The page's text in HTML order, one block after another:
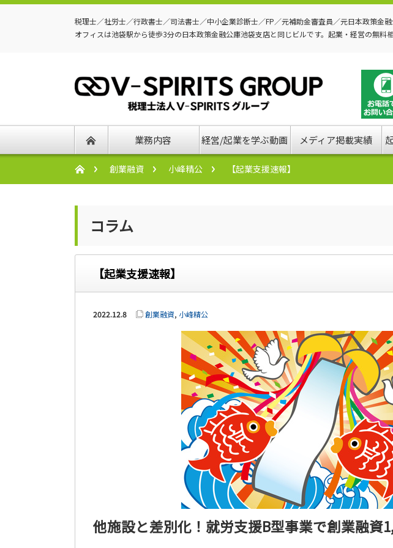
税理士／社労士／行政書士／司法書士／中小企業診断士／FP／元補助金審査員／元日本政策金
オフィスは池袋駅から徒歩3分の日本政策金融公庫池袋支店と同じビルです。起業・経営の無料
業務内容 経営/起業を学ぶ動画 メディア掲載実績
創業融資 小峰精公 【起業支援速報】
コラム
【起業支援速報】
2022.12.8 創業融資, 小峰精公
他施設と差別化！就労支援B型事業で創業融資